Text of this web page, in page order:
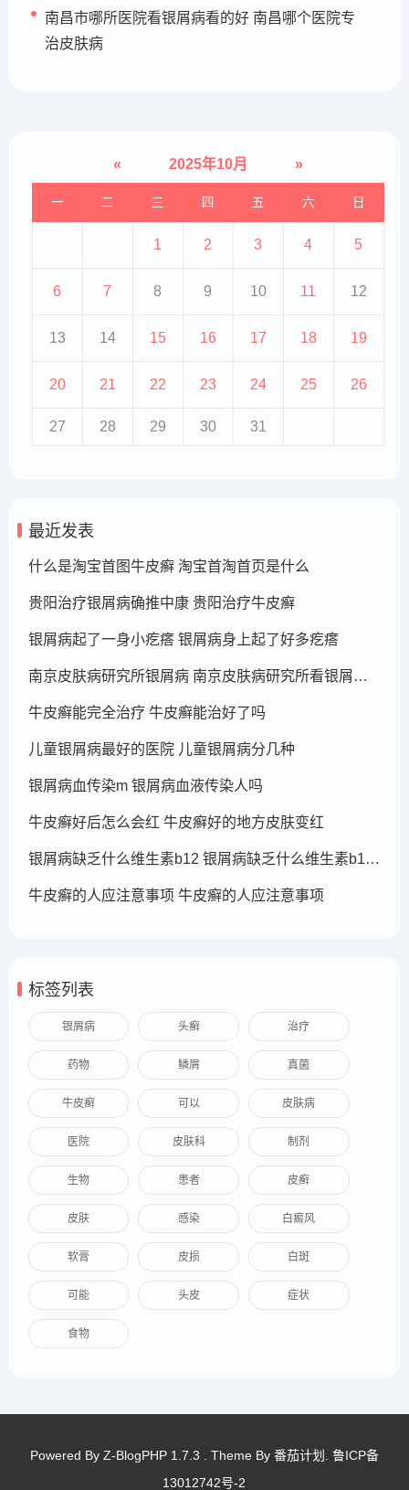
南昌市哪所医院看银屑病看的好 南昌哪个医院专
治皮肤病
« 2025年10月 »
一 二 三 四 五 六 日
1 2 3 4 5
6 7 8 9 10 11 12
13 14 15 16 17 18 19
20 21 22 23 24 25 26
27 28 29 30 31
最近发表
什么是淘宝首图牛皮癣 淘宝首淘首页是什么
贵阳治疗银屑病确推中康 贵阳治疗牛皮癣
银屑病起了一身小疙瘩 银屑病身上起了好多疙瘩
南京皮肤病研究所银屑病 南京皮肤病研究所看银屑病哪个医生厉害
牛皮癣能完全治疗 牛皮癣能治好了吗
儿童银屑病最好的医院 儿童银屑病分几种
银屑病血传染m 银屑病血液传染人吗
牛皮癣好后怎么会红 牛皮癣好的地方皮肤变红
银屑病缺乏什么维生素b12 银屑病缺乏什么维生素b12可以补充
牛皮癣的人应注意事项 牛皮癣的人应注意事项
标签列表
银屑病 头癣 治疗
药物 鳞屑 真菌
牛皮癣 可以 皮肤病
医院 皮肤科 制剂
生物 患者 皮癣
皮肤 感染 白癜风
软膏 皮损 白斑
可能 头皮 症状
食物
Powered By Z-BlogPHP 1.7.3 . Theme By 番茄计划
鲁ICP备
13012742号-2